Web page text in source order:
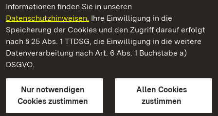
Informationen finden Sie in unseren
Datenschutzhinweisen. Ihre Einwilligung in die
Speicherung der Cookies und den Zugriff darauf erfolgt
nach § 25 Abs. 1 TTDSG, die Einwilligung in die weitere
Datenverarbeitung nach Art. 6 Abs. 1 Buchstabe a)
DSGVO.
Nur notwendigen
Cookies zustimmen
Allen Cookies
zustimmen
Staatliche Schlösser und Gärten Baden‑Württemberg
Staatliche Schlösser und Gärten Baden-Württemberg
Kontakt
GebärdenspracheLeichte Sprache
Erklärung zur Barrierefreiheit
BITV-konform (geprüfte Seiten)